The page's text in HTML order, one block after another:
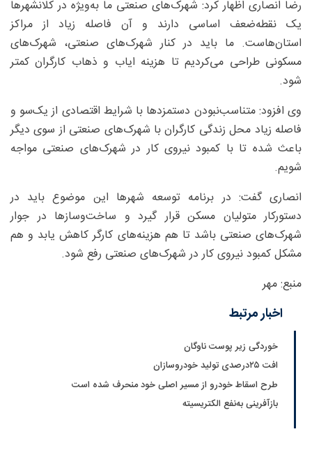
رضا انصاری اظهار کرد: شهرک‌های صنعتی ما به‌ویژه در کلانشهرها
یک نقطه‌ضعف اساسی دارند و آن فاصله زیاد از مراکز
استان‌هاست. ما باید در کنار شهرک‌های صنعتی، شهرک‌های
مسکونی طراحی می‌کردیم تا هزینه ایاب و ذهاب کارگران کمتر
شود.
وی افزود: متناسب‌نبودن دستمزدها با شرایط اقتصادی از یک‌سو و
فاصله زیاد محل زندگی کارگران با شهرک‌های صنعتی از سوی دیگر
باعث شده تا با کمبود نیروی کار در شهرک‌های صنعتی مواجه
شویم.
انصاری گفت: در برنامه توسعه شهرها این موضوع باید در
دستورکار متولیان مسکن قرار گیرد و ساخت‌وسازها در جوار
شهرک‌های صنعتی باشد تا هم هزینه‌های کارگر کاهش یابد و هم
مشکل کمبود نیروی کار در شهرک‌های صنعتی رفع شود.
منبع: مهر
اخبار مرتبط
خوردگی زیر پوست ناوگان
افت ۲۵‌درصدی تولید خودروسازان
طرح اسقاط خودرو از مسیر اصلی خود منحرف شده است
بازآفرینی به‌نفع الکتریسیته